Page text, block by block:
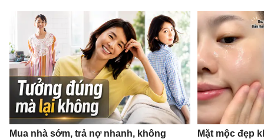
Mua nhà sớm, trả nợ nhanh, không
Mặt mộc đẹp